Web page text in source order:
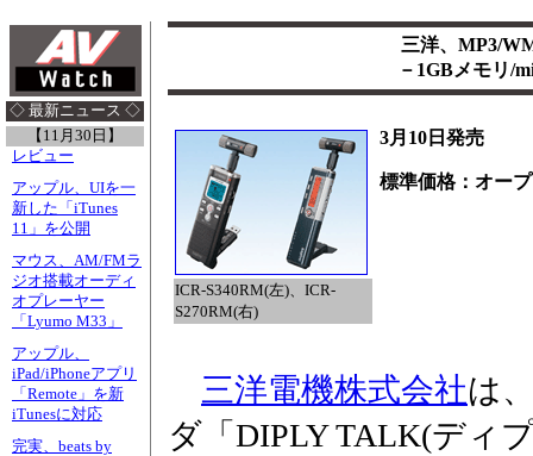
◇ 最新ニュース ◇
【11月30日】
レビュー
アップル、UIを一
新した「iTunes
11」を公開
マウス、AM/FMラ
ジオ搭載オーディ
オプレーヤー
「Lyumo M33」
アップル、
iPad/iPhoneアプリ
「Remote」を新
iTunesに対応
完実、beats by
三洋、MP3/
－1GBメモリ/
ICR-S340RM(左)、ICR-
S270RM(右)
3月10日発売
標準価格：オー
三洋電機株式会社は
ダ「DIPLY TALK(ディ